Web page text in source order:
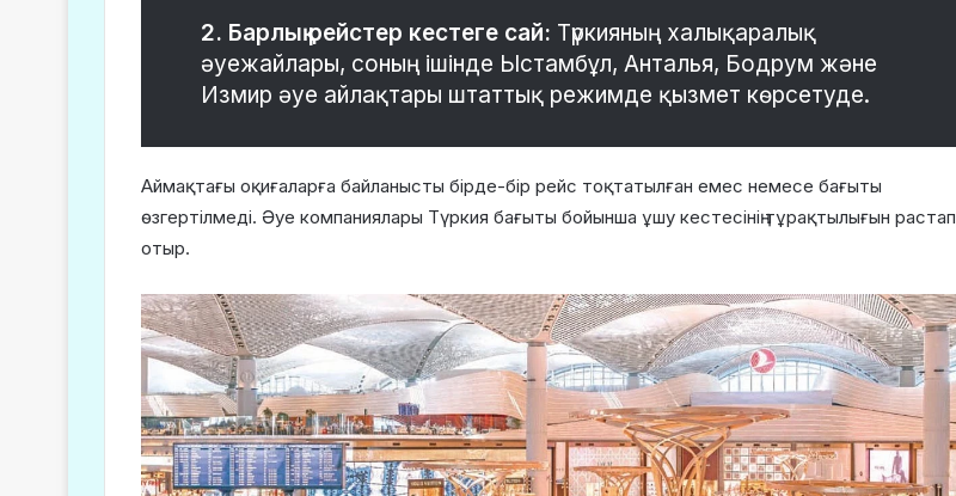
2. Барлық рейстер кестеге сай: Түркияның халықаралық
әуежайлары, соның ішінде Ыстамбұл, Анталья, Бодрум және
Измир әуе айлақтары штаттық режимде қызмет көрсетуде.
Аймақтағы оқиғаларға байланысты бірде-бір рейс тоқтатылған емес немесе бағыты
өзгертілмеді. Әуе компаниялары Түркия бағыты бойынша ұшу кестесінің тұрақтылығын растап
отыр.